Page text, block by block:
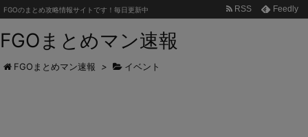
FGOまとめマン速報
FGOのまとめ攻略情報サイトです！毎日更新中 RSS Feedly
FGOまとめマン速報 > イベント